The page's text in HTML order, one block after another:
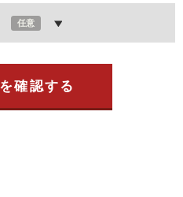
任意
確認する